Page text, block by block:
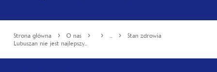
Strona główna › O nas › › ... ›
Stan zdrowia
Lubuszan nie jest najlepszy...